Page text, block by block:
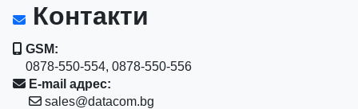
Контакти
GSM:
0878-550-554, 0878-550-556
E-mail адрес:
sales@datacom.bg